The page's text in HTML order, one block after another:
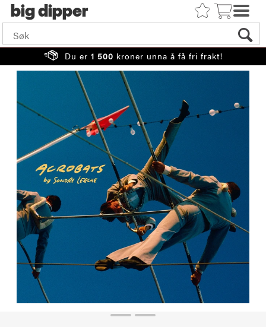
big
Du er 1 500 kroner unna å få fri frakt!